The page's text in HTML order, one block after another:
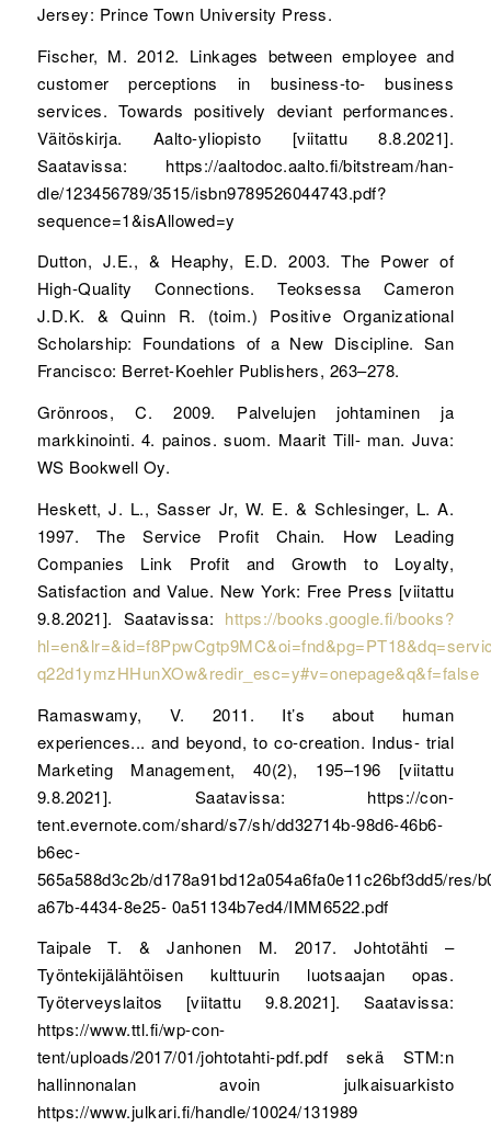
Jersey: Prince Town University Press.
Fischer, M. 2012. Linkages between employee and
customer perceptions in business-to- business
services. Towards positively deviant performances.
Väitöskirja. Aalto-yliopisto [viitattu 8.8.2021].
Saatavissa: https://aaltodoc.aalto.fi/bitstream/han-
dle/123456789/3515/isbn9789526044743.pdf?
sequence=1&isAllowed=y
Dutton, J.E., & Heaphy, E.D. 2003. The Power of
High-Quality Connections. Teoksessa Cameron
J.D.K. & Quinn R. (toim.) Positive Organizational
Scholarship: Foundations of a New Discipline. San
Francisco: Berret-Koehler Publishers, 263–278.
Grönroos, C. 2009. Palvelujen johtaminen ja
markkinointi. 4. painos. suom. Maarit Till- man. Juva:
WS Bookwell Oy.
Heskett, J. L., Sasser Jr, W. E. & Schlesinger, L. A.
1997. The Service Profit Chain. How Leading
Companies Link Profit and Growth to Loyalty,
Satisfaction and Value. New York: Free Press [viitattu
9.8.2021]. Saatavissa: https://books.google.fi/books?
q22d1ymzHHunXOw&redir_esc=y#v=onepage&q&f=false
Ramaswamy, V. 2011. It’s about human
experiences... and beyond, to co-creation. Indus- trial
Marketing Management, 40(2), 195–196 [viitattu
9.8.2021]. Saatavissa: https://con-
tent.evernote.com/shard/s7/sh/dd32714b-98d6-46b6-
b6ec-
565a588d3c2b/d178a91bd12a054a6fa0e11c26bf3dd5/res/
a67b-4434-8e25- 0a51134b7ed4/IMM6522.pdf
Taipale T. & Janhonen M. 2017. Johtotähti –
Työntekijälähtöisen kulttuurin luotsaajan opas.
Työterveyslaitos [viitattu 9.8.2021]. Saatavissa:
https://www.ttl.fi/wp-con-
tent/uploads/2017/01/johtotahti-pdf.pdf sekä STM:n
hallinnonalan avoin julkaisuarkisto
https://www.julkari.fi/handle/10024/131989